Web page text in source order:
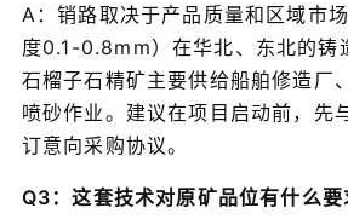
A：销路取决于产品质量和区域市
度0.1-0.8mm）在华北、东北的铸
石榴子石精矿主要供给船舶修造厂
喷砂作业。建议在项目启动前，先
订意向采购协议。
Q3：这套技术对原矿品位有什么要